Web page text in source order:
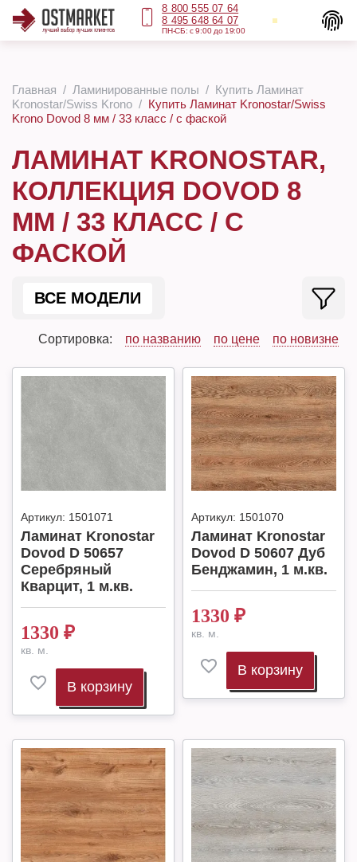
8 800 555 07 64
8 495 648 64 07
ПН-СБ: с 9:00 до 19:00
Главная Ламинированные полы
Купить Ламинат
Kronostar/Swiss Krono
Купить Ламинат Kronostar/Swiss
Krono Dovod 8 мм / 33 класс / с фаской
ЛАМИНАТ KRONOSTAR,
КОЛЛЕКЦИЯ DOVOD 8
ММ / 33 КЛАСС / С
ФАСКОЙ
ВСЕ МОДЕЛИ
Сортировка: по названию по цене по новизне
Артикул: 1501071
Ламинат Kronostar
Dovod D 50657
Серебряный
Кварцит, 1 м.кв.
1330 ₽
кв. м.
В корзину
Артикул: 1501070
Ламинат Kronostar
Dovod D 50607 Дуб
Бенджамин, 1 м.кв.
1330 ₽
кв. м.
В корзину